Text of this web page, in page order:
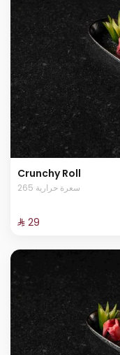
Crunchy Roll
265 سعرة حرارية
⁨⁦‪‬ 29⁩